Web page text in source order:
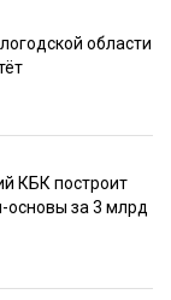
области
КБК построит
основы за 3 млрд